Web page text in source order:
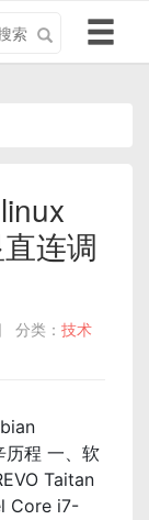
导
航
切
连调
分类： 技术
历程 一、软
Taitan
Core i7-